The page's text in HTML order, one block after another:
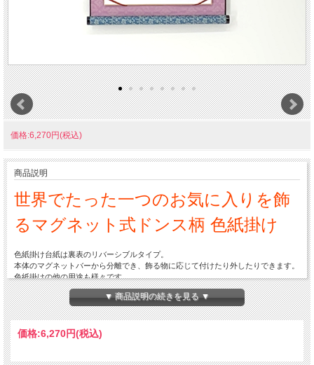
価格:6,270円(税込)
商品説明
世界でたった一つのお気に入りを飾
るマグネット式ドンス柄 色紙掛け
色紙掛け台紙は裏表のリバーシブルタイプ。
本体のマグネットバーから分離でき、飾る物に応じて付けたり外したりできます。
色紙掛けの他の用途も様々です。
昔ながらの技法、和紙で裏打ちをした生地を貼っているため丈夫で、長くお使いい
ただけます。
海外の方へのお土産にも喜ばれます。
※色紙や掲示物の紙類は付いておりません。台紙とマグネットバーのみの販売とな
ります。
▼ 商品説明の続きを見る ▼
価格:6,270円(税込)